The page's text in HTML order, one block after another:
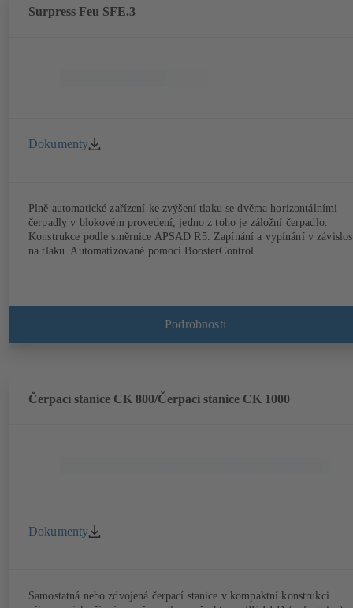
Surpress Feu SFE.3
Dokumenty
Plně automatické zařízení ke zvýšení tlaku se dvěma horizontálními
čerpadly v blokovém provedení, jedno z toho je záložní čerpadlo.
Konstrukce podle směrnice APSAD R5. Zapínání a vypínání v
na tlaku. Automatizované pomocí BoosterControl.
Podrobnosti
Čerpací stanice CK 800/Čerpací stanice CK 1000
Dokumenty
Samostatná nebo zdvojená čerpací stanice v kompaktní konstrukci